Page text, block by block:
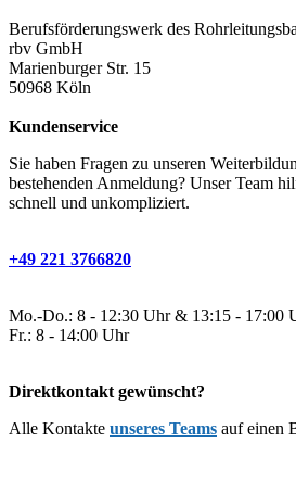
Berufsförderungswerk des
rbv GmbH
Marienburger Str. 15
50968 Köln
Kundenservice
Sie haben Fragen zu unseren
bestehenden Anmeldung? Unser Team
schnell und unkompliziert.
+49 221 3766820
Mo.-Do.: 8 - 12:30 Uhr & 13:15 - 17:00
Fr.: 8 - 14:00 Uhr
Direktkontakt gewünscht?
Alle Kontakte unseres Teams auf einen